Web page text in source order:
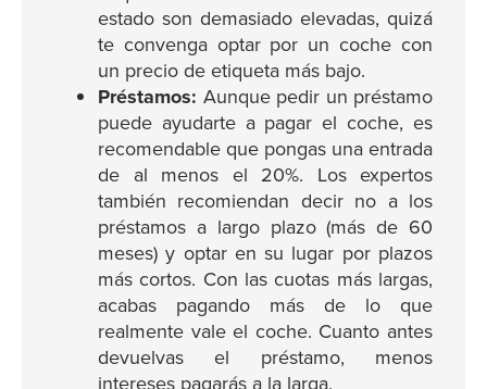
estado son demasiado elevadas, quizá
te convenga optar por un coche con
un precio de etiqueta más bajo.
Préstamos: Aunque pedir un préstamo
puede ayudarte a pagar el coche, es
recomendable que pongas una entrada
de al menos el 20%. Los expertos
también recomiendan decir no a los
préstamos a largo plazo (más de 60
meses) y optar en su lugar por plazos
más cortos. Con las cuotas más largas,
acabas pagando más de lo que
realmente vale el coche. Cuanto antes
devuelvas el préstamo, menos
intereses pagarás a la larga.